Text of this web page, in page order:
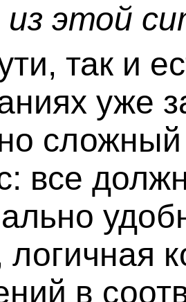
из этой
так и
уже
сложный
все
логичная
в